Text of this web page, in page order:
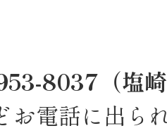
8037（塩
電話に出ら